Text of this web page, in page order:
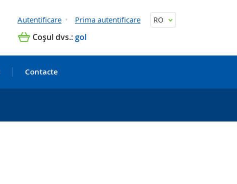
RO
Autentificare Prima autentificare
Coşul dvs.:gol
Contacte